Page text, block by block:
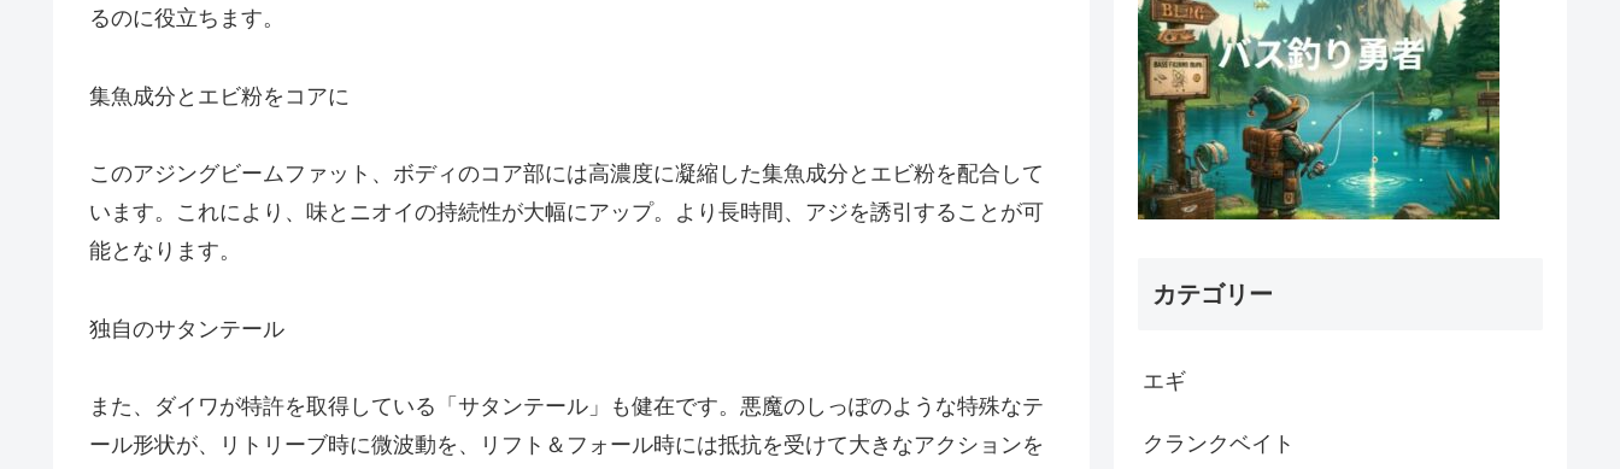
るのに役立ちます。
集魚成分とエビ粉をコアに
このアジングビームファット、ボディのコア部には高濃度に凝縮した集魚成分とエビ粉を配合して
います。これにより、味とニオイの持続性が大幅にアップ。より長時間、アジを誘引することが可
能となります。
独自のサタンテール
また、ダイワが特許を取得している「サタンテール」も健在です。悪魔のしっぽのような特殊なテ
ール形状が、リトリーブ時に微波動を、リフト＆フォール時には抵抗を受けて大きなアクションを
カテゴリー
エギ
クランクベイト